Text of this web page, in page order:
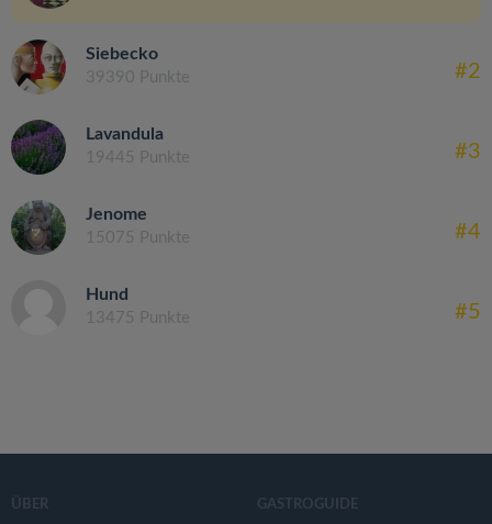
Siebecko
39390 Punkte #2
Lavandula
19445 Punkte #3
Jenome
15075 Punkte #4
Hund
13475 Punkte #5
ÜBER GASTROGUIDE